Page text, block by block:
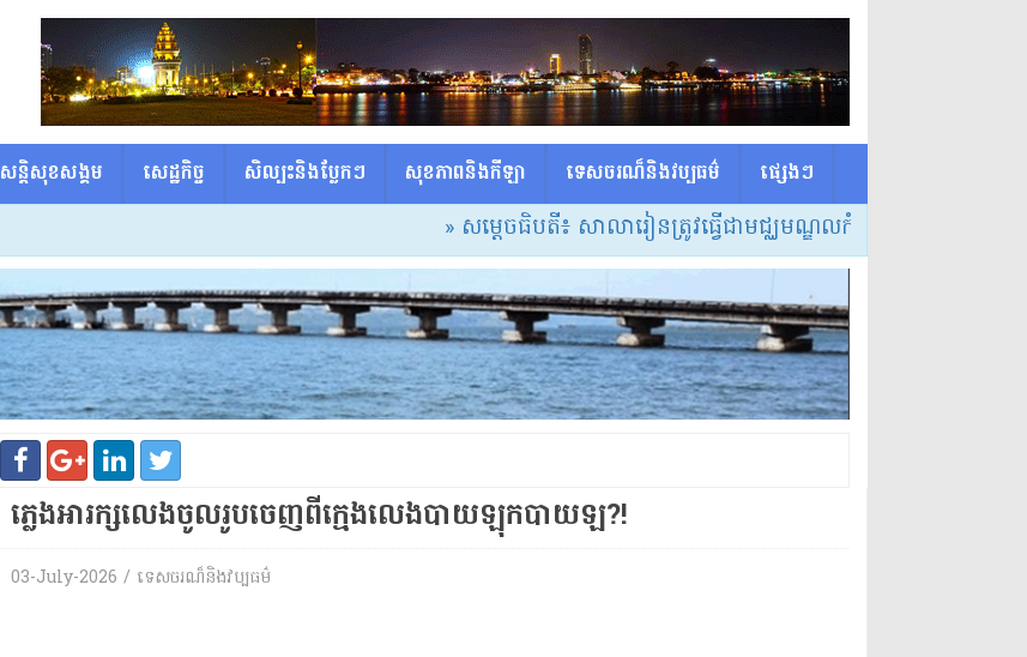
សន្តិសុខសង្គម សេដ្ឋកិច្ច សិល្បះនិងប្លែកៗ សុខភាពនិងកីឡា ទេសចរណ៏និងវប្បធម៌ ផ្សេង​ៗ
» សម្ដេចធិបតី៖ សាលារៀនត្រូវធ្វើជាមជ្ឈមណ្ឌលកំណត់វិធីសាស្ត្របង្
ភ្លេងអារក្ស​លេង​ចូល​រូប​ចេញពី​ក្មេង​លេង​បាយឡុកបាយឡ​?!
03-July-2026 / ទេសចរណ៏និងវប្បធម៌